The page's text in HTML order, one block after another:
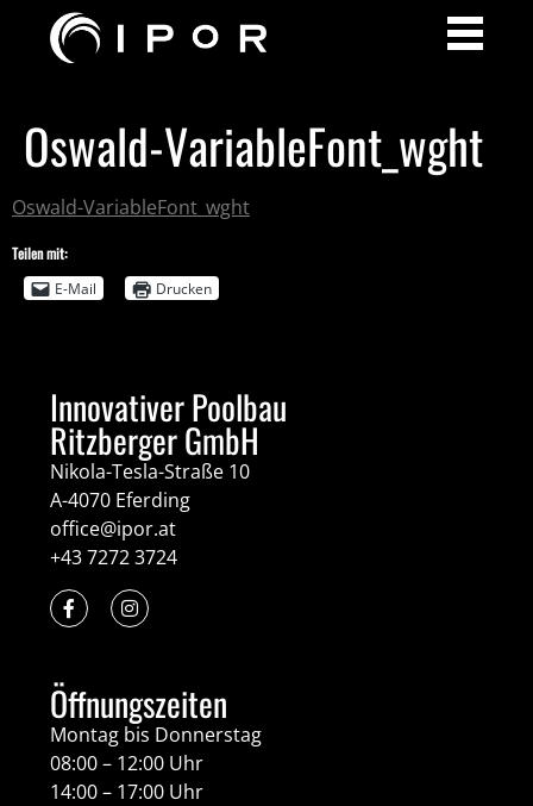
Oswald-VariableFont_wght
Oswald-VariableFont_wght
Teilen mit:
E-Mail
Drucken
Innovativer Poolbau
Ritzberger GmbH
Nikola-Tesla-Straße 10
A-4070 Eferding
office@ipor.at
+43 7272 3724
Öffnungszeiten
Montag bis Donnerstag
08:00 – 12:00 Uhr
14:00 – 17:00 Uhr